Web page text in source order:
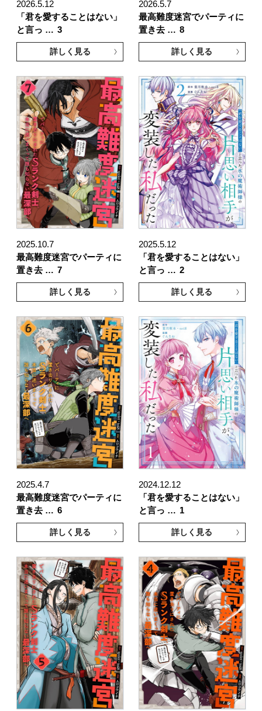
2026.5.12
「君を愛することはない」
と言っ … 3
詳しく見る
2026.5.7
最高難度迷宮でパーティに
置き去 … 8
詳しく見る
2025.10.7
最高難度迷宮でパーティに
置き去 … 7
詳しく見る
2025.5.12
「君を愛することはない」
と言っ … 2
詳しく見る
2025.4.7
最高難度迷宮でパーティに
置き去 … 6
詳しく見る
2024.12.12
「君を愛することはない」
と言っ … 1
詳しく見る